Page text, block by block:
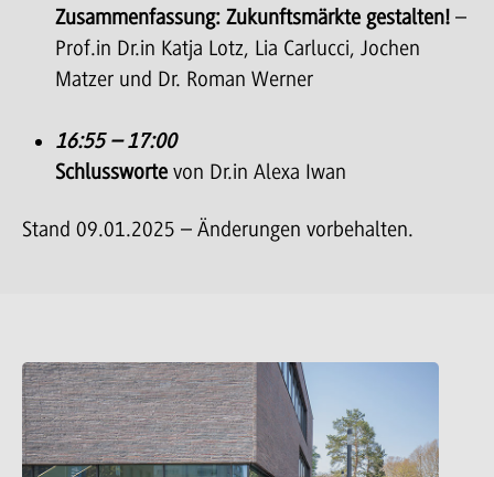
Zusammenfassung: Zukunftsmärkte gestalten! –
Prof.in Dr.in Katja Lotz, Lia Carlucci, Jochen
Matzer und Dr. Roman Werner
16:55 – 17:00
Schlussworte von Dr.in Alexa Iwan
Stand 09.01.2025 – Änderungen vorbehalten.